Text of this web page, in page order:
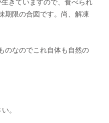
きていますので、食べられ
期限の合図です。尚、解凍
のなのでこれ自体も自然の
。